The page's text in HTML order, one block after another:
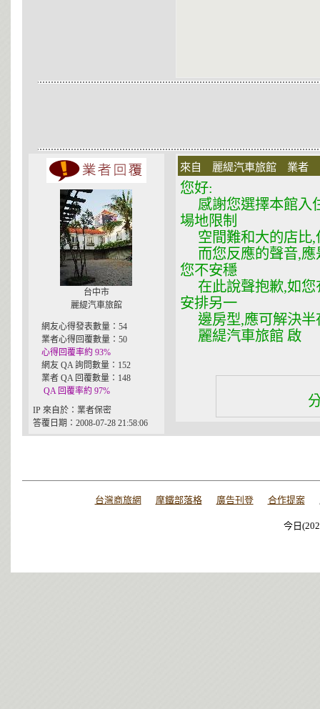
台中市
麗緹汽車旅館
網友心得發表數量：54
業者心得回覆數量：50
心得回覆率約 93%
網友 QA 詢問數量：152
業者 QA 回覆數量：148
QA 回覆率約 97%
IP 來自於：業者保密
答覆日期：2008-07-28 21:58:06
來自 麗緹汽車旅館 業者
您好:
感謝您選擇本館入
場地限制
空間難和大的店比,
而您反應的聲音,應
您不安穩
在此說聲抱歉,如您
安排另一
邊房型,應可解決
麗緹汽車旅館 啟
台灣商旅網 摩鐵部落格 廣告刊登 合作提案
今日